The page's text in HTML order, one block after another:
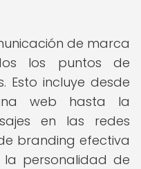
de marca
los puntos de
Esto incluye desde
web hasta la
en las redes
branding efectiva
personalidad de